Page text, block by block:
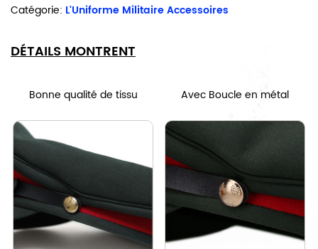
Catégorie: L'Uniforme Militaire Accessoires
DÉTAILS MONTRENT
Bonne qualité de tissu Avec Boucle en métal